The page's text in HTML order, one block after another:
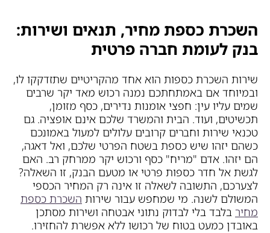
השכרת כספת מחיר, תנאים ושירות:
בנק לעומת חברה פרטית
שירות השכרת כספות הוא אחד מהקריטיים שתזדקקו לו,
ובמיוחד אם באמתחתכם נמנה רכוש מאד יקר שרבים
שמים עליו עין: חפצי אומנות נדירים, כסף מזומן,
תכשיטים, ועוד. הבית והמשרד שלכם אינם אופציה. גם
טכנאי שירות וחברים קרובים עלולים למעול באמונכם
כשהם יזהו שיש כספת בשטח הפרטי שלכם, ואל דאגה,
הם יזהו. אדם "מריח" כסף ורכוש יקר ממרחק רב. האם
לגשת אל חדר כספות פרטי או מטעם הבנק, זו השאלה?
לצערכם, התשובה לשאלה זו אינה רק המחיר הכספי
המשולם לשנה. מי שמחפש עבור שירות השכרת כספת
מחיר בלבד בלי לבדוק נתוני אבטחה ושירות מסתכן
באובדן כמעט בטוח של רכושו ללא אפשרת להחזירו.